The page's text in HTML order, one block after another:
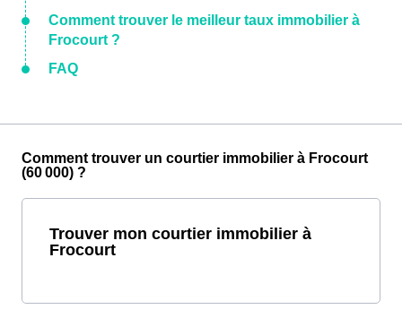
Comment trouver le meilleur taux immobilier à
Frocourt ?
FAQ
Comment trouver un courtier immobilier à Frocourt
(60 000) ?
Trouver mon courtier immobilier à
Frocourt